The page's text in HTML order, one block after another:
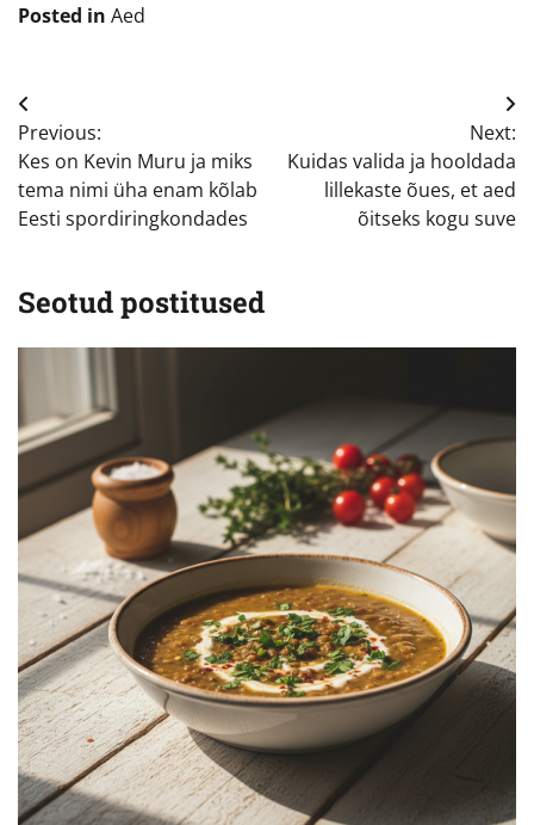
Posted in Aed
Navigeerimine
Previous:
Kes on Kevin Muru ja miks
tema nimi üha enam kõlab
Eesti spordiringkondades
Next:
Kuidas valida ja hooldada
lillekaste õues, et aed
õitseks kogu suve
Seotud postitused